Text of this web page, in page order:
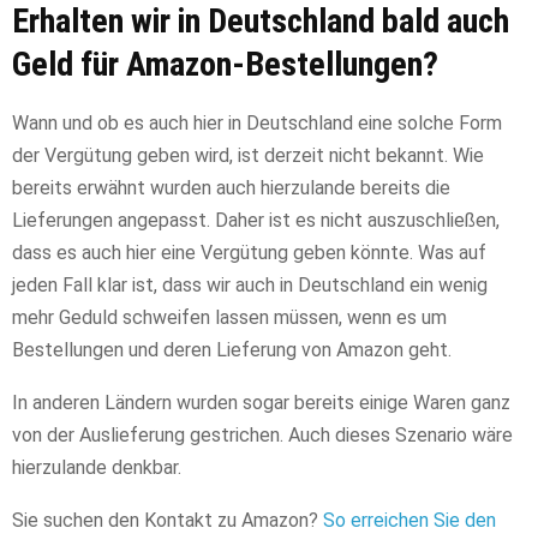
Erhalten wir in Deutschland bald auch
Geld für Amazon-Bestellungen?
Wann und ob es auch hier in Deutschland eine solche Form
der Vergütung geben wird, ist derzeit nicht bekannt. Wie
bereits erwähnt wurden auch hierzulande bereits die
Lieferungen angepasst. Daher ist es nicht auszuschließen,
dass es auch hier eine Vergütung geben könnte. Was auf
jeden Fall klar ist, dass wir auch in Deutschland ein wenig
mehr Geduld schweifen lassen müssen, wenn es um
Bestellungen und deren Lieferung von Amazon geht.
In anderen Ländern wurden sogar bereits einige Waren ganz
von der Auslieferung gestrichen. Auch dieses Szenario wäre
hierzulande denkbar.
Sie suchen den Kontakt zu Amazon? So erreichen Sie den